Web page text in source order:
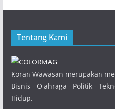
Tentang Kami
Koran Wawasan merupakan
Bisnis - Olahraga - Politik -
Hidup.